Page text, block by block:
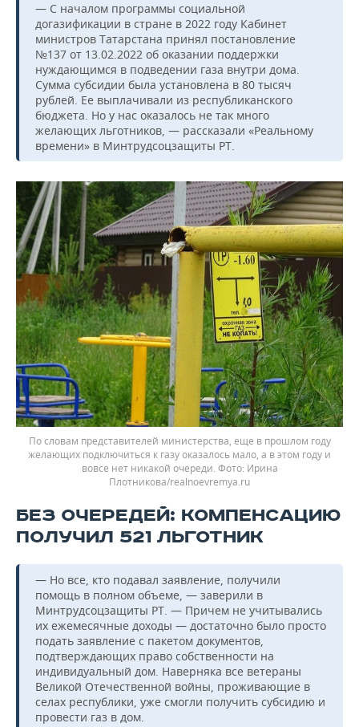
— С началом программы социальной
догазификации в стране в 2022 году Кабинет
министров Татарстана принял постановление
№137 от 13.02.2022 об оказании поддержки
нуждающимся в подведении газа внутри дома.
Сумма субсидии была установлена в 80 тысяч
рублей. Ее выплачивали из республиканского
бюджета. Но у нас оказалось не так много
желающих льготников, — рассказали «Реальному
времени» в Минтрудсоцзащиты РТ.
По словам представителей министерства, еще в прошлом году
желающих подключиться к газу оказалось мало, а в этом году и
вовсе нет никакой очереди.
Ирина
Плотникова/realnoevremya.ru
БЕЗ ОЧЕРЕДЕЙ: КОМПЕНСАЦИЮ
ПОЛУЧИЛ 521 ЛЬГОТНИК
— Но все, кто подавал заявление, получили
помощь в полном объеме, — заверили в
Минтрудсоцзащиты РТ. — Причем не учитывались
их ежемесячные доходы — достаточно было просто
подать заявление с пакетом документов,
подтверждающих право собственности на
индивидуальный дом. Наверняка все ветераны
Великой Отечественной войны, проживающие в
селах республики, уже смогли получить субсидию и
провести газ в дом.